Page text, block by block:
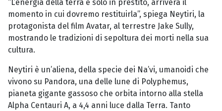
“L’energia della terra è solo in prestito, arriverà il
momento in cui dovremo restituirla”, spiega Neytiri, la
protagonista del film Avatar, al terrestre Jake Sully,
mostrando le tradizioni di sepoltura dei morti nella sua
cultura.
Neytiri è un’aliena, della specie dei Na’vi, umanoidi che
vivono su Pandora, una delle lune di Polyphemus,
pianeta gigante gassoso che orbita intorno alla stella
Alpha Centauri A, a 4,4 anni luce dalla Terra. Tanto